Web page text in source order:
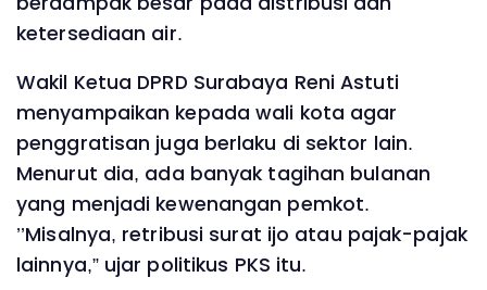
ketersediaan air.
Wakil Ketua DPRD Surabaya Reni Astuti
menyampaikan kepada wali kota agar
penggratisan juga berlaku di sektor lain.
Menurut dia, ada banyak tagihan bulanan
yang menjadi kewenangan pemkot.
’’Misalnya, retribusi surat ijo atau pajak-pajak
lainnya,” ujar politikus PKS itu.